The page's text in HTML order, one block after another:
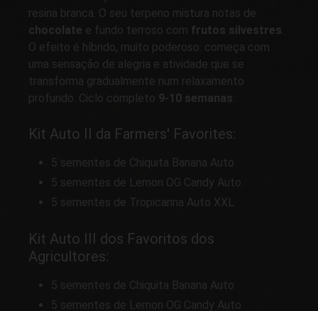
resina branca. O seu terpeno mistura notas de
chocolate e fundo terroso com frutos silvestres
O efeito é híbrido, muito poderoso: começa com
uma sensação de alegria e atividade que se
transforma gradualmente num relaxamento
profundo. Ciclo completo 9-10 semanas
Kit Auto II da Farmers' Favorites:
5 sementes de Chiquita Banana Auto
5 sementes de Lemon OG Candy Auto
5 sementes de Tropicanna Auto XXL
Kit Auto III dos Favoritos dos
Agricultores:
5 sementes de Chiquita Banana Auto
5 sementes de Lemon OG Candy Auto